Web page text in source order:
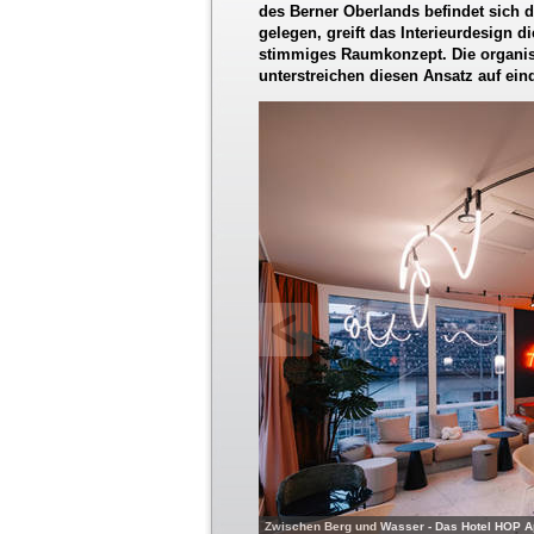
des Berner Oberlands befindet sich
gelegen, greift das Interieurdesign
stimmiges Raumkonzept. Die
unterstreichen diesen Ansatz auf
Zwischen Berg und Wasser - Das Hotel HOP